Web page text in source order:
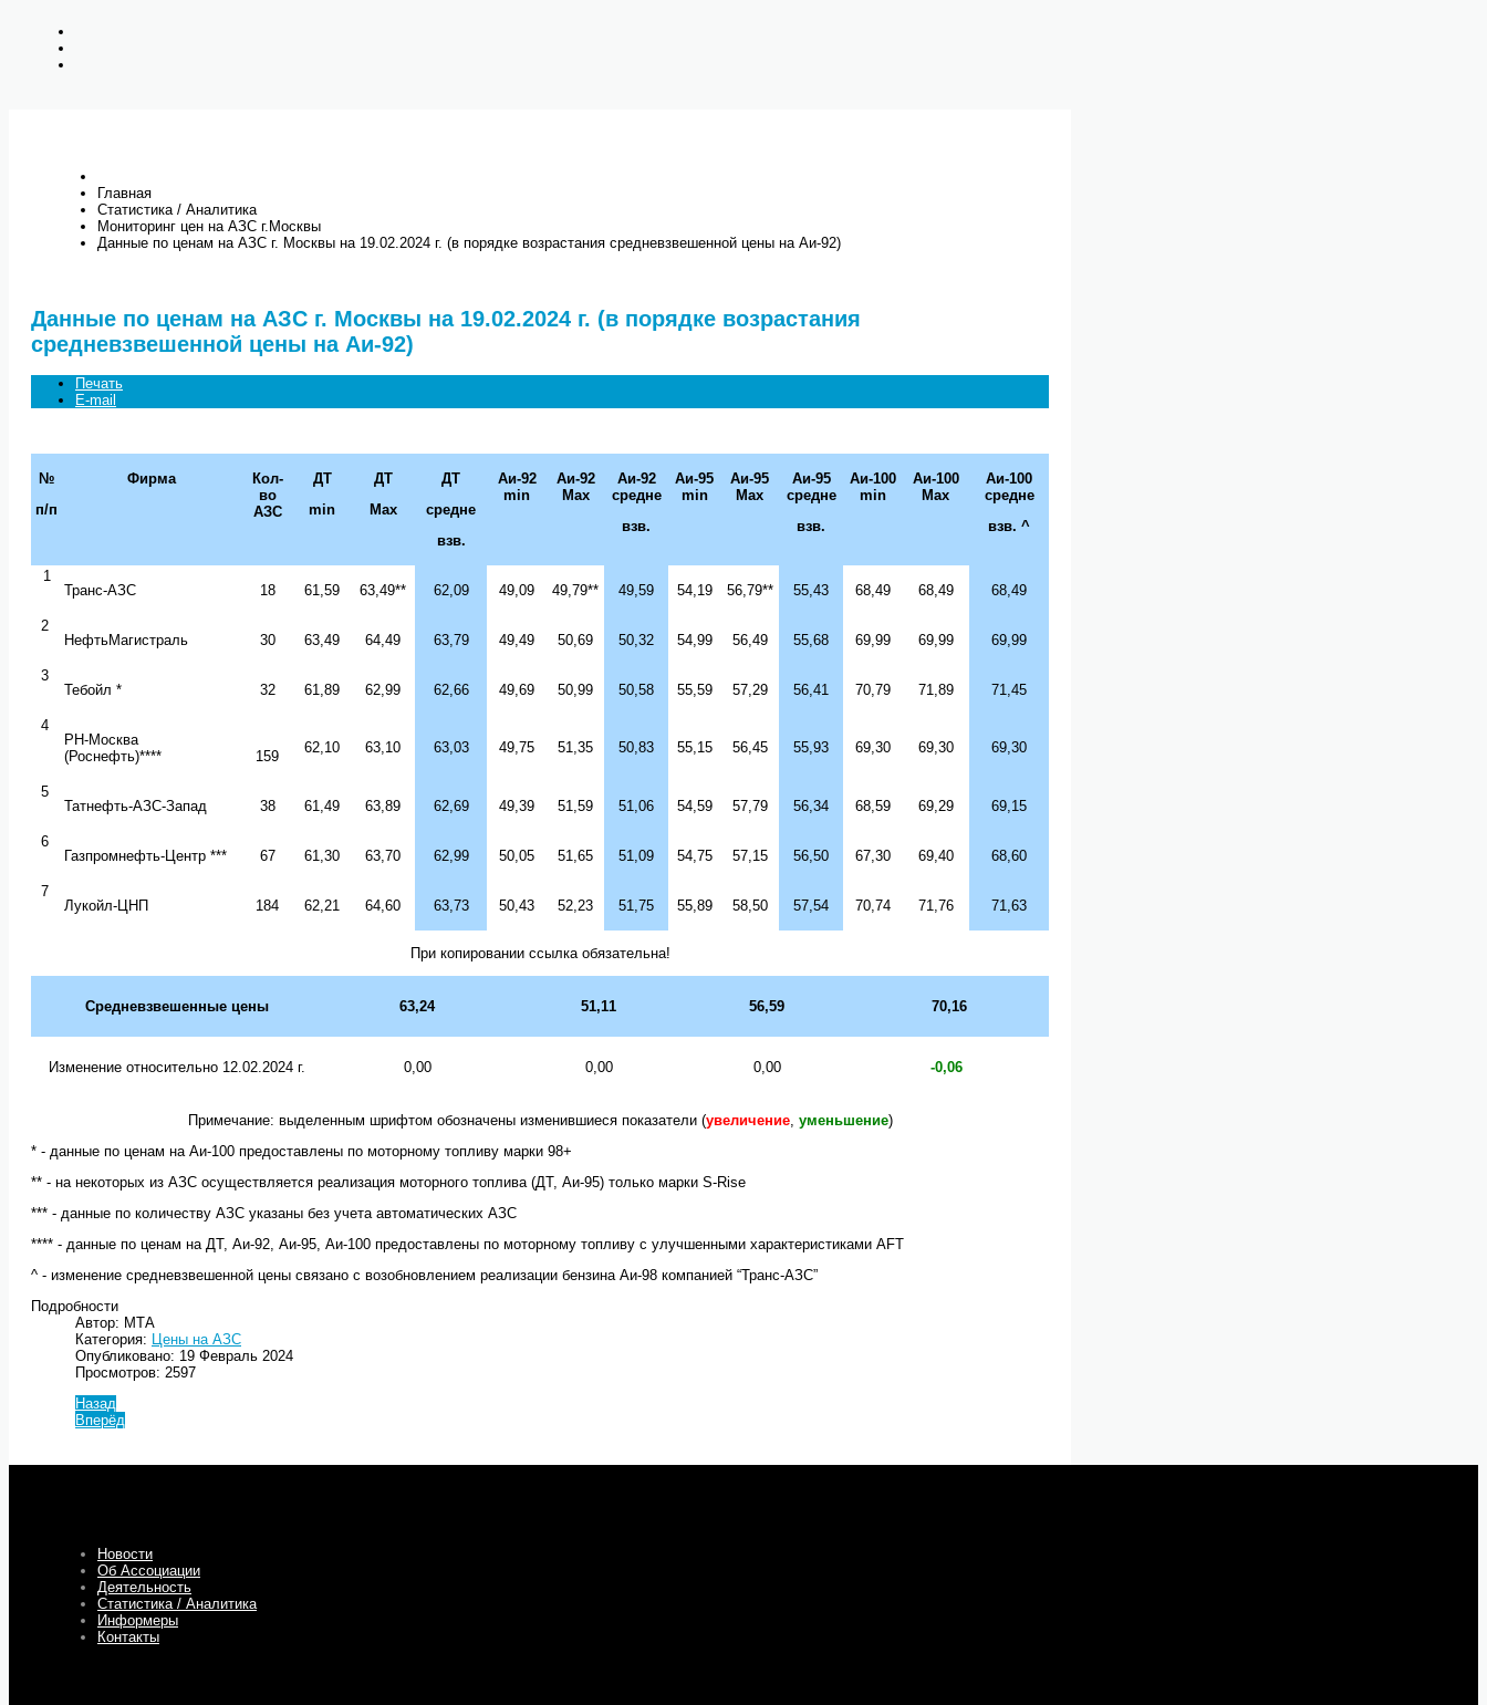
Главная
Статистика / Аналитика
Мониторинг цен на АЗС г.Москвы
Данные по ценам на АЗС г. Москвы на 19.02.2024 г. (в порядке возрастания средневзвешенной цены на Аи-92)
Данные по ценам на АЗС г. Москвы на 19.02.2024 г. (в порядке возрастания
средневзвешенной цены на Аи-92)
Печать
E-mail
№
п/п
Фирма
Кол-
во
АЗС
ДТ
min
ДТ
Max
ДТ
средне
взв.
Аи-92
min
Аи-92
Max
Аи-92
средне
взв.
Аи-95
min
Аи-95
Max
Аи-95
средне
взв.
Аи-100
min
Аи-100
Max
Аи-100
средне
взв. ^
1
Транс-АЗС
18 61,59 63,49** 62,09 49,09 49,79** 49,59 54,19 56,79** 55,43 68,49 68,49 68,49
2
НефтьМагистраль
30 63,49 64,49 63,79 49,49 50,69 50,32 54,99 56,49 55,68 69,99 69,99 69,99
3
Тебойл *
32 61,89 62,99 62,66 49,69 50,99 50,58 55,59 57,29 56,41 70,79 71,89 71,45
4
РН-Москва
(Роснефть)****
1 59
62,10 63,10 63,03 49,75 51,35 50,83 55,15 56,45 55,93 69,30 69,30 69,30
5
Татнефть-АЗС-Запад
38 61,49 63,89 62,69 49,39 51,59 51,06 54,59 57,79 56,34 68,59 69,29 69,15
6
Газпромнефть-Центр *** 67 61,30 63,70 62,99 50,05 51,65 51,09 54,75 57,15 56,50 67,30 69,40 68,60
7
Лукойл-ЦНП
1 84 62,21 64,60 63,73 50,43 52,23 51,75 55,89 58,50 57,54 70,74 71,76 71,63
При копировании ссылка обязательна!
Средневзвешенные цены 63,24 51,11 56,59 70,16
Изменение относительно 12.02.2024 г. 0,00 0,00 0,00 -0,06
Примечание: выделенным шрифтом обозначены изменившиеся показатели (увеличение, уменьшение)
* - данные по ценам на Аи-100 предоставлены по моторному топливу марки 98+
** - на некоторых из АЗС осуществляется реализация моторного топлива (ДТ, Аи-95) только марки S-Rise
*** - данные по количеству АЗС указаны без учета автоматических АЗС
**** - данные по ценам на ДТ, Аи-92, Аи-95, Аи-100 предоставлены по моторному топливу с улучшенными характеристиками AFT
^ - изменение средневзвешенной цены связано с возобновлением реализации бензина Аи-98 компанией “Транс-АЗС”
Подробности
Автор: МТА
Категория:
Цены на АЗС
Опубликовано: 19 Февраль 2024
Просмотров: 2597
Назад
Вперёд
Новости
Об Ассоциации
Деятельность
Статистика / Аналитика
Информеры
Контакты